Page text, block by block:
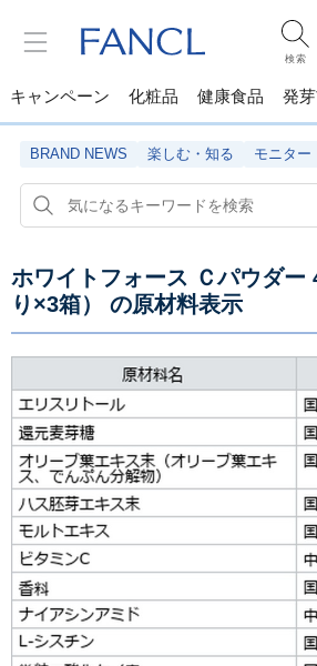
検索
キャンペーン 化粧品 健康食品 発
BRAND NEWS 楽しむ・知る モニター
ホワイトフォース Ｃパウダー
り×3箱）
の原材料表示